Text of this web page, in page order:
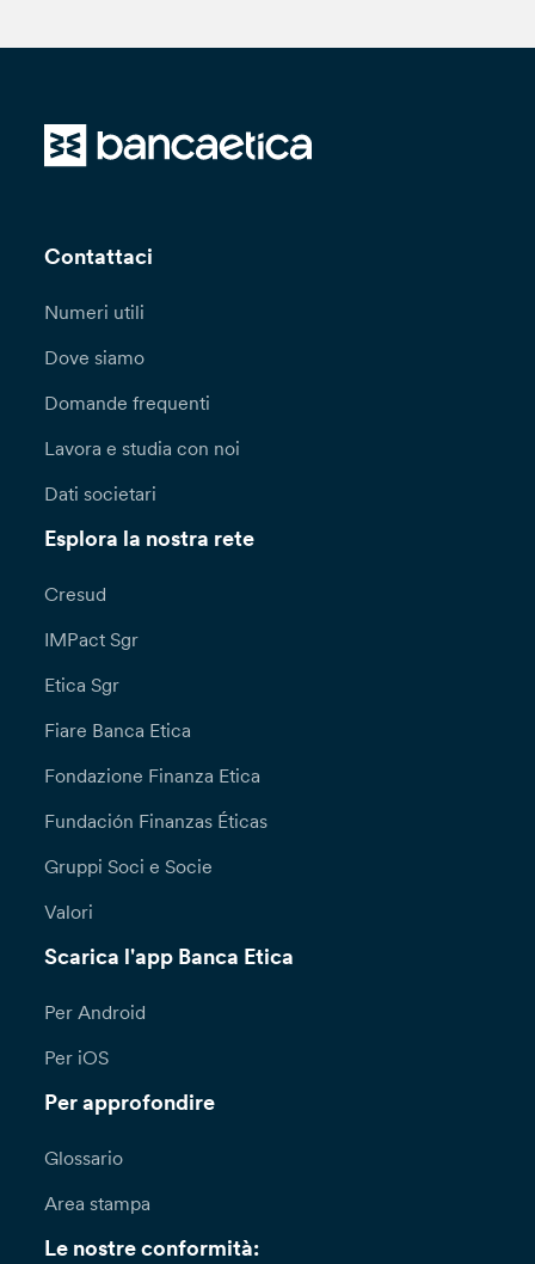
Contattaci
Numeri utili
Dove siamo
Domande frequenti
Lavora e studia con noi
Dati societari
Esplora la nostra rete
Cresud
IMPact Sgr
Etica Sgr
Fiare Banca Etica
Fondazione Finanza Etica
Fundación Finanzas Éticas
Gruppi Soci e Socie
Valori
Scarica l'app Banca Etica
Per Android
Per iOS
Per approfondire
Glossario
Area stampa
Le nostre conformità: